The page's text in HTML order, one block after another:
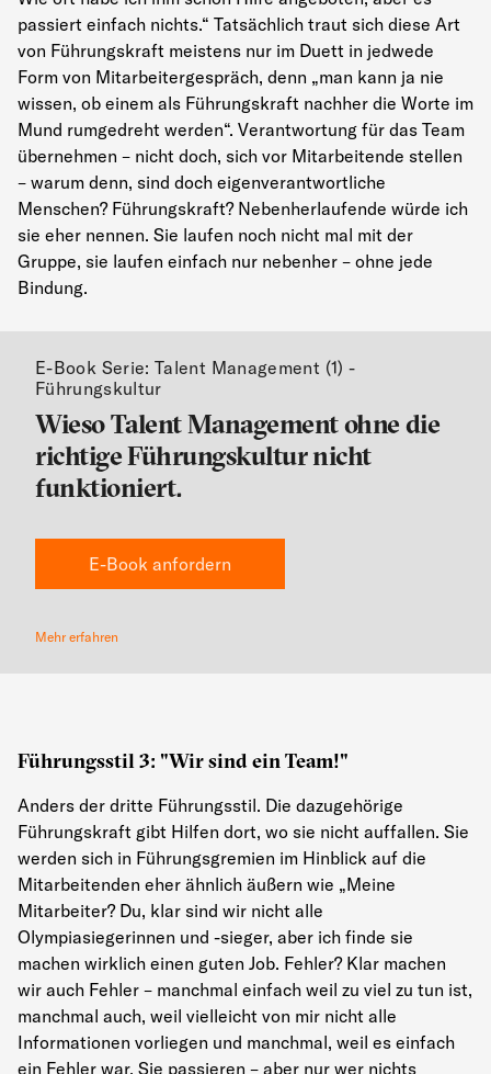
passiert einfach nichts.“ Tatsächlich traut sich diese Art
von Führungskraft meistens nur im Duett in jedwede
Form von Mitarbeitergespräch, denn „man kann ja nie
wissen, ob einem als Führungskraft nachher die Worte im
Mund rumgedreht werden“. Verantwortung für das Team
übernehmen – nicht doch, sich vor Mitarbeitende stellen
– warum denn, sind doch eigenverantwortliche
Menschen? Führungskraft? Nebenherlaufende würde ich
sie eher nennen. Sie laufen noch nicht mal mit der
Gruppe, sie laufen einfach nur nebenher – ohne jede
Bindung.
E-Book Serie: Talent Management (1) -
Führungskultur
Wieso Talent Management ohne die
richtige Führungskultur nicht
funktioniert.
E-Book anfordern
Mehr erfahren
Führungsstil 3: "Wir sind ein Team!"
Anders der dritte Führungsstil. Die dazugehörige
Führungskraft gibt Hilfen dort, wo sie nicht auffallen. Sie
werden sich in Führungsgremien im Hinblick auf die
Mitarbeitenden eher ähnlich äußern wie „Meine
Mitarbeiter? Du, klar sind wir nicht alle
Olympiasiegerinnen und -sieger, aber ich finde sie
machen wirklich einen guten Job. Fehler? Klar machen
wir auch Fehler – manchmal einfach weil zu viel zu tun ist,
manchmal auch, weil vielleicht von mir nicht alle
Informationen vorliegen und manchmal, weil es einfach
ein Fehler war. Sie passieren – aber nur wer nichts